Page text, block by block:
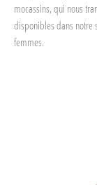
mocassins, qui nous
disponibles dans notre
femmes.